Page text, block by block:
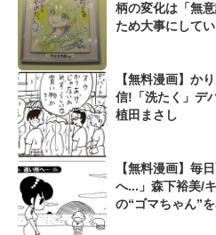
柄の変化は「無
ため大事にして
【無料漫画】か
信!「洗たく」デ
植田まさし
【無料漫画】毎
へ...」森下裕美/
の“ゴマちゃん”